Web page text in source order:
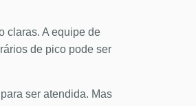
claras. A equipe de
de pico pode ser
ser atendida. Mas